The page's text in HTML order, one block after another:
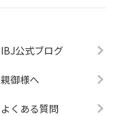
IBJ公式ブログ
親御様へ
よくある質問